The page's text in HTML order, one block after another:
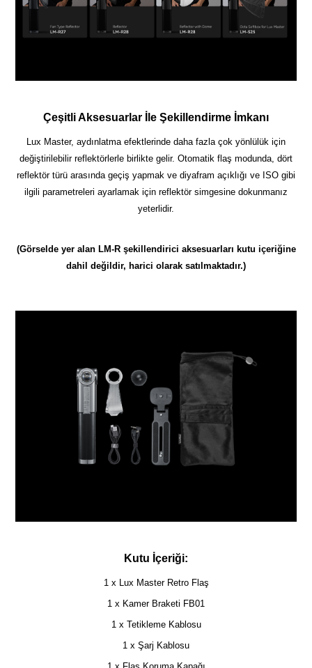
Çeşitli Aksesuarlar İle Şekillendirme İmkanı
Lux Master, aydınlatma efektlerinde daha fazla çok yönlülük için
değiştirilebilir reflektörlerle birlikte gelir. Otomatik flaş modunda, dört
reflektör türü arasında geçiş yapmak ve diyafram açıklığı ve ISO gibi
ilgili parametreleri ayarlamak için reflektör simgesine dokunmanız
yeterlidir.
(Görselde yer alan LM-R şekillendirici aksesuarları kutu içeriğine
dahil değildir, harici olarak satılmaktadır.)
Kutu İçeriği:
1 x Lux Master Retro Flaş
1 x Kamer Braketi FB01
1 x Tetikleme Kablosu
1 x Şarj Kablosu
1 x Flaş Koruma Kapağı